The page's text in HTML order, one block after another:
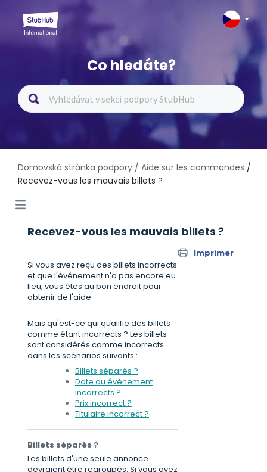
Co hledáte?
Domovská stránka podpory / Aide sur les commandes /
Recevez-vous les mauvais billets ?
Recevez-vous les mauvais billets ?
Imprimer
Si vous avez reçu des billets incorrects
et que l'événement n'a pas encore eu
lieu, vous êtes au bon endroit pour
obtenir de l'aide.
Mais qu'est-ce qui qualifie des billets
comme étant incorrects ? Les billets
sont considérés comme incorrects
dans les scénarios suivants :
Billets séparés ?
Date ou événement
incorrects ?
Prix incorrect ?
Titulaire incorrect ?
Billets séparés ?
Les billets d'une seule annonce
devraient être regroupés. Si vous avez